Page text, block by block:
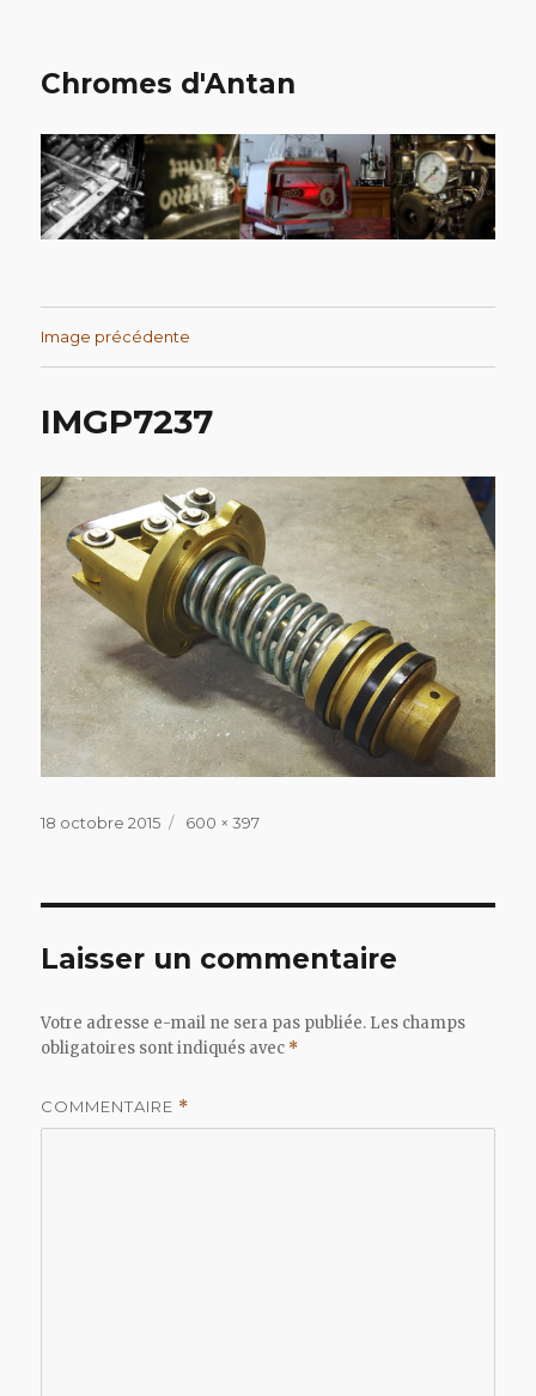
Chromes d'Antan
Image précédente
IMGP7237
Publié
18 octobre 2015
Taille
600 × 397
Laisser un commentaire
Votre adresse e-mail ne sera pas publiée. Les champs
obligatoires sont indiqués avec *
COMMENTAIRE *